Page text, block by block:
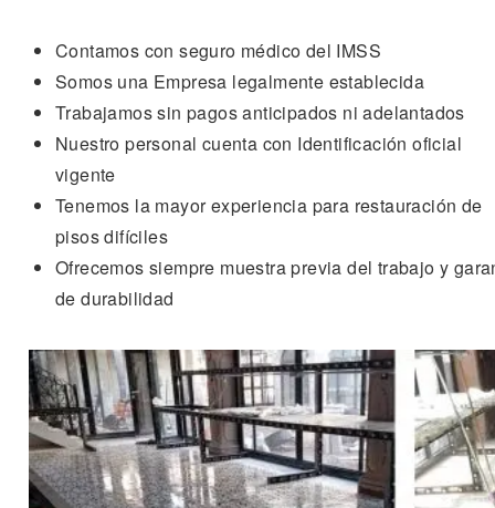
Contamos con seguro médico del IMSS
Somos una Empresa legalmente establecida
Trabajamos sin pagos anticipados ni adelantados
Nuestro personal cuenta con Identificación oficial
vigente
Tenemos la mayor experiencia para restauración de
pisos difíciles
Ofrecemos siempre muestra previa del trabajo y
de durabilidad